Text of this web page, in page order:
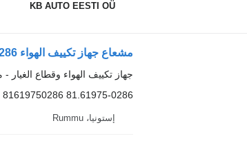
KB AUTO EESTI OÜ
مشعاع جهاز تكييف الهواء MAN 81.61975-0286 لـ الشاحنات MAN TGA
جهاز تكييف الهواء وقطاع الغيار
81.61975-0286 81619750286
إستونيا، Rummu